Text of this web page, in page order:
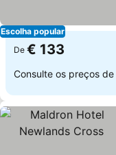
Escolha popular
De € 133
Consulte os preços de